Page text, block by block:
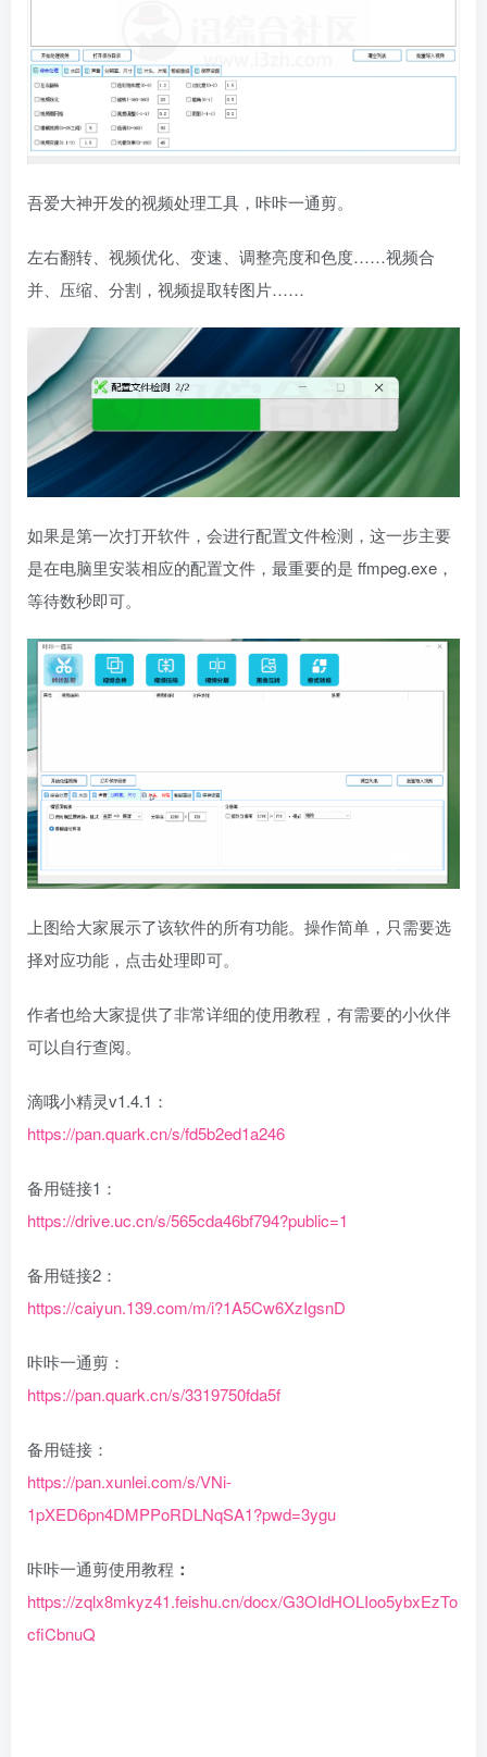
吾爱大神开发的视频处理工具，咔咔一通剪。
左右翻转、视频优化、变速、调整亮度和色度……视频合
并、压缩、分割，视频提取转图片……
如果是第一次打开软件，会进行配置文件检测，这一步主要
是在电脑里安装相应的配置文件，最重要的是 ffmpeg.exe，
等待数秒即可。
上图给大家展示了该软件的所有功能。操作简单，只需要选
择对应功能，点击处理即可。
作者也给大家提供了非常详细的使用教程，有需要的小伙伴
可以自行查阅。
滴哦小精灵v1.4.1：
https://pan.quark.cn/s/fd5b2ed1a246
备用链接1：
https://drive.uc.cn/s/565cda46bf794?public=1
备用链接2：
https://caiyun.139.com/m/i?1A5Cw6XzIgsnD
咔咔一通剪：
https://pan.quark.cn/s/3319750fda5f
备用链接：
https://pan.xunlei.com/s/VNi-
1pXED6pn4DMPPoRDLNqSA1?pwd=3ygu
咔咔一通剪使用教程 ：
https://zqlx8mkyz41.feishu.cn/docx/G3OIdHOLIoo5ybxEzTo
cfiCbnuQ